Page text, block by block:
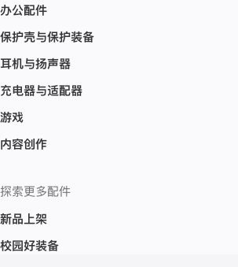
办公配件
保护壳与保护装备
耳机与扬声器
充电器与适配器
游戏
内容创作
探索更多配件
新品上架
校园好装备